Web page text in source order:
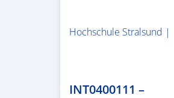
Hochschule Stralsund |
INT0400111 –